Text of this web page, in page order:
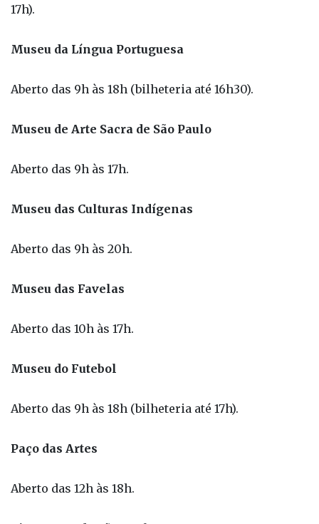
17h).
Museu da Língua Portuguesa
Aberto das 9h às 18h (bilheteria até 16h30).
Museu de Arte Sacra de São Paulo
Aberto das 9h às 17h.
Museu das Culturas Indígenas
Aberto das 9h às 20h.
Museu das Favelas
Aberto das 10h às 17h.
Museu do Futebol
Aberto das 9h às 18h (bilheteria até 17h).
Paço das Artes
Aberto das 12h às 18h.